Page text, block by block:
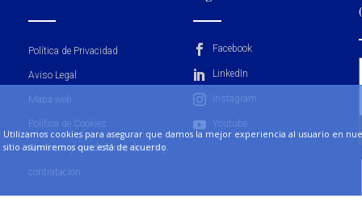
Utilizamos cookies para asegurar que damos la mejor experiencia al usuario en
sitio asumiremos que está de acuerdo.
Política de Privacidad
Aviso Legal
Mapa web
Política de Cookies
Términos y condiciones de uso y
contratación
Facebook
LinkedIn
Instagram
Youtube